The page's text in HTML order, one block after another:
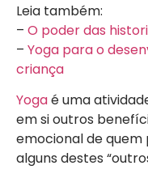
Leia também:
– O poder das
– Yoga para o
criança
Yogaé uma
em si outros
emocional de quem
alguns destes